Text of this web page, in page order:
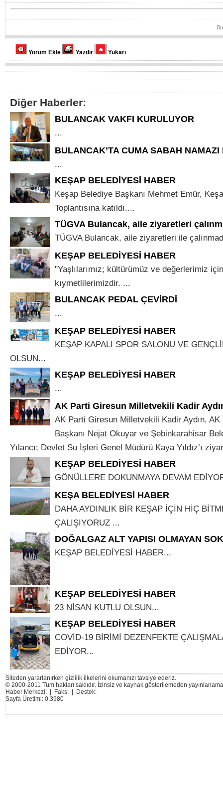
Yorum Ekle Yazdır Yukarı
Diğer Haberler:
BULANCAK VAKFI KURULUYOR
...
BULANCAK’TA CUMA SABAH
...
KEŞAP BELEDİYESİ HABER
Keşap Belediye Başkanı Mehmet Emür,
Toplantısına katıldı....
TÜGVA Bulancak, aile ziyaretleri
TÜGVA Bulancak, aile ziyaretleri ile
KEŞAP BELEDİYESİ HABER
"Yaşlılarımız; kültürümüz ve değerlerimiz
kıymetlilerimizdir. ...
BULANCAK PEDAL ÇEVİRDİ
...
KEŞAP BELEDİYESİ HABER
KEŞAP KAPALI SPOR SALONU VE
OLSUN...
KEŞAP BELEDİYESİ HABER
...
AK Parti Giresun Milletvekili Kadir
AK Parti Giresun Milletvekili Kadir Aydın,
Başkanı Nejat Okuyar ve Şebinkarahisar
Yılancı; Devlet Su İşleri Genel Müdürü Kaya Yıldız’ı
KEŞAP BELEDİYESİ HABER
GÖNÜLLERE DOKUNMAYA DEVAM
KEŞA BELEDİYESİ HABER
DAHA AYDINLIK BİR KEŞAP İÇİN HİÇ
ÇALIŞIYORUZ ...
DOĞALGAZ ALT YAPISI OLMAYAN
KEŞAP BELEDİYESİ HABER...
KEŞAP BELEDİYESİ HABER
23 NİSAN KUTLU OLSUN...
KEŞAP BELEDİYESİ HABER
COVİD-19 BİRİMİ DEZENFEKTE
EDİYOR...
Siteden yararlanırken gizlilik ilkelerini okumanızı tavsiye ederiz.
© 2000-2011 Tüm hakları saklıdır. İzinsiz ve kaynak gösterilemeden
Haber Merkezi: | Faks: | Destek:
Sayfa Üretimi: 0.3980